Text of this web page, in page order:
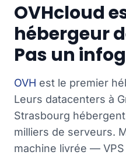
OVHcloud
hébergeur
Pas un
OVH est le premier
Leurs datacenters à
Strasbourg
milliers de serveurs.
machine livrée —